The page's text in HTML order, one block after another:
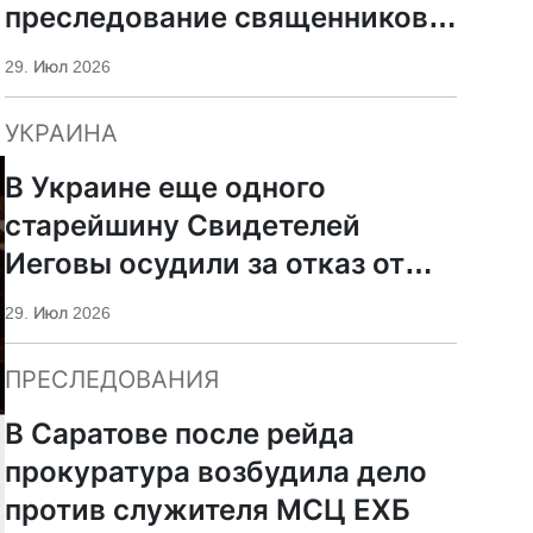
преследование священников
ПЦУ
29. Июл 2026
УКРАИНА
В Украине еще одного
старейшину Свидетелей
Иеговы осудили за отказ от
мобилизации
29. Июл 2026
ПРЕСЛЕДОВАНИЯ
В Саратове после рейда
прокуратура возбудила дело
против служителя МСЦ ЕХБ